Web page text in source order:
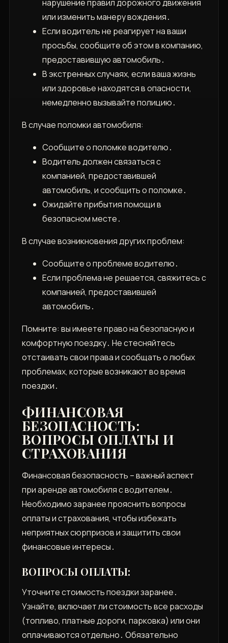
нарушение правил дорожного движения
или изменить манеру вождения․
Если водитель не реагирует на ваши
просьбы, сообщите об этом в компанию,
предоставившую автомобиль․
В экстренных случаях, если ваша жизнь
или здоровье находятся в опасности,
немедленно вызывайте полицию․
В случае поломки автомобиля:
Сообщите о поломке водителю․
Водитель должен связаться с
компанией, предоставившей
автомобиль, и сообщить о поломке․
Ожидайте прибытия помощи в
безопасном месте․
В случае возникновения других проблем:
Сообщите о проблеме водителю․
Если проблема не решается, свяжитесь с
компанией, предоставившей
автомобиль․
Помните: вы имеете право на безопасную и
комфортную поездку․ Не стесняйтесь
отстаивать свои права и сообщать о любых
проблемах, которые возникают во время
поездки․
ФИНАНСОВАЯ
БЕЗОПАСНОСТЬ:
ВОПРОСЫ ОПЛАТЫ И
СТРАХОВАНИЯ
Финансовая безопасность – важный аспект
при аренде автомобиля с водителем․
Необходимо заранее прояснить вопросы
оплаты и страхования, чтобы избежать
неприятных сюрпризов и защитить свои
финансовые интересы․
ВОПРОСЫ ОПЛАТЫ:
Уточните стоимость поездки заранее․
Узнайте, включает ли стоимость все расходы
(топливо, платные дороги, парковка) или они
оплачиваются отдельно․ Обязательно